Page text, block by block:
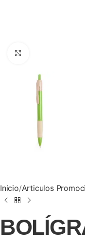
Inicio Articulos